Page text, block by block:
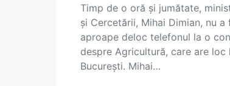
Timp de o oră și jumătate,
și Cercetării, Mihai Dimian, nu a
aproape deloc telefonul la o
despre Agricultură, care are loc
București. Mihai…